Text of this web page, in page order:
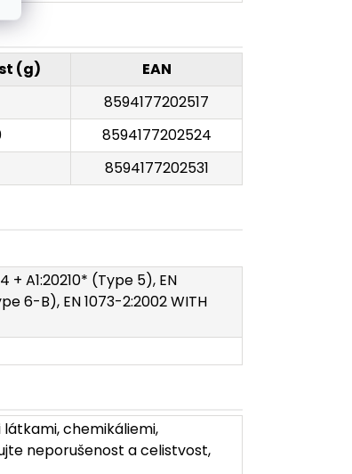
(g)
EAN
8594177202517
8594177202524
8594177202531
+ A1:20210* (Type 5), EN
6-B), EN 1073-2:2002 WITH
chemikáliemi,
neporušenost a celistvost,